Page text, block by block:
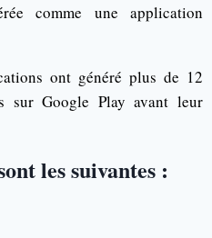
comme une application
ont généré plus de 12
sur Google Play avant leur
les suivantes :